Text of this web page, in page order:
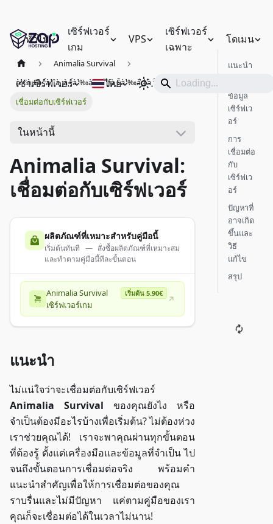
ทั่วไป
เซิร์ฟเวอร์
เกม
VPS
เซิร์ฟเวอร์
เฉพาะ
โดเมน
เช่าเซิร์ฟเวอร์ ไทย
Animalia Survival
à¹€à¸£à¸´à¹ˆà¸¡à¸•à¹‰à¸™à¹ƒà¸Šà¹‰à¸‡à¸²à¸™
เชื่อมต่อกับเซิร์ฟเวอร์
ในหน้านี้
Animalia Survival:
เชื่อมต่อกับเซิร์ฟเวอร์
ผลิตภัณฑ์ที่เหมาะสำหรับคู่มือนี้
เริ่มต้นทันที — สั่งซื้อผลิตภัณฑ์ที่เหมาะสม
และทำตามคู่มือนี้ทีละขั้นตอน
Animalia Survival
เซิร์ฟเวอร์เกม
เริ่มต้น 5.90€
แนะนำ
ไม่แน่ใจว่าจะเชื่อมต่อกับเซิร์ฟเวอร์
Animalia Survival ของคุณยังไง หรือ
จำเป็นต้องมีอะไรบ้างเพื่อเริ่มต้น? ไม่ต้องห่วง
เราช่วยคุณได้! เราจะพาคุณผ่านทุกขั้นตอน
ที่ต้องรู้ ตั้งแต่เครื่องมือและข้อมูลที่จำเป็น ไป
จนถึงขั้นตอนการเชื่อมต่อจริง พร้อมคำ
แนะนำสำคัญเพื่อให้การเชื่อมต่อของคุณ
ราบรื่นและไม่มีปัญหา แค่ตามคู่มือของเรา
คุณก็จะเชื่อมต่อได้ในเวลาไม่นาน!
แนะนำ
ข้อมูล
เซิร์ฟเว
อร์
การ
เชื่อมต่อ
กับ
เซิร์ฟเว
อร์
ปัญหาที่
อาจเกิด
ขึ้นและ
วิธี
แก้ไข
สรุป